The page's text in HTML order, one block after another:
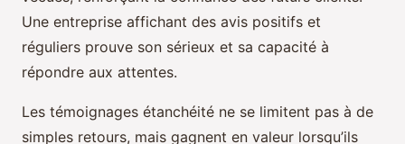
Une entreprise affichant des avis positifs et
réguliers prouve son sérieux et sa capacité à
répondre aux attentes.
Les témoignages étanchéité ne se limitent pas à de
simples retours, mais gagnent en valeur lorsqu’ils